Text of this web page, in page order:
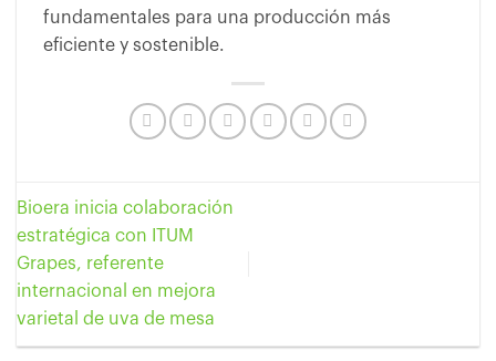
fundamentales para una producción más
eficiente y sostenible.
Bioera inicia colaboración
estratégica con ITUM
Grapes, referente
internacional en mejora
varietal de uva de mesa